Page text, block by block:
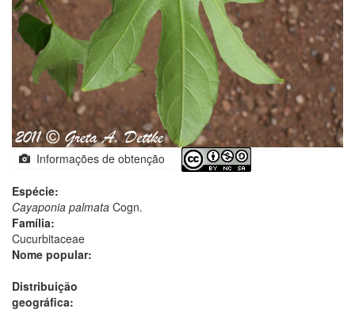
Informações de obtenção
Espécie:
Cayaponia palmata Cogn.
Família:
Cucurbitaceae
Nome popular:
Distribuição
geográfica: